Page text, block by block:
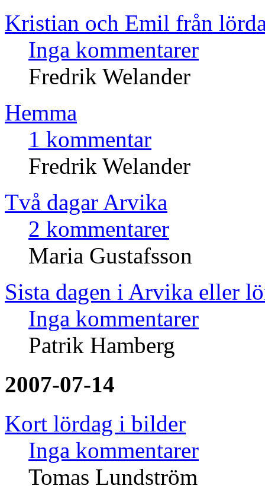
Kristian och Emil från
Inga kommentarer
Fredrik Welander
Hemma
1 kommentar
Fredrik Welander
Två dagar Arvika
2 kommentarer
Maria Gustafsson
Sista dagen i Arvika eller
Inga kommentarer
Patrik Hamberg
2007-07-14
Kort lördag i bilder
Inga kommentarer
Tomas Lundström